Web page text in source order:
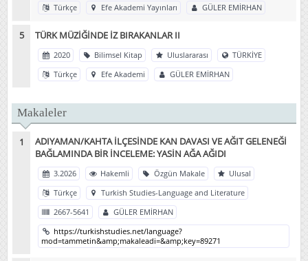
Türkçe Efe Akademi Yayınları GÜLER EMİRHAN
TÜRK MÜZİĞİNDE İZ BIRAKANLAR II
2020 Bilimsel Kitap Uluslararası
TÜRKİYE
Türkçe
Efe Akademi GÜLER EMİRHAN
Makaleler
ADIYAMAN/KAHTA İLÇESİNDE KAN DAVASI VE AĞIT GELENEĞİ
BAĞLAMINDA BİR İNCELEME: YASİN AĞA AĞIDI
3.2026 Hakemli Özgün Makale
Ulusal
Türkçe
Turkish Studies-Language and Literature
2667-5641
GÜLER EMİRHAN
https://turkishstudies.net/language?
mod=tammetin&amp;makaleadi=&amp;key=89271